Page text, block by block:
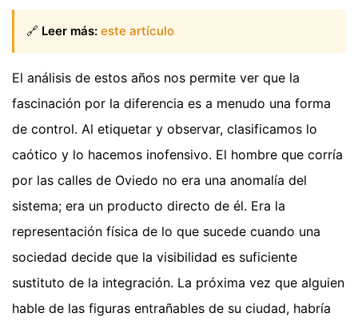
🔗 Leer más: este artículo
El análisis de estos años nos permite ver que la
fascinación por la diferencia es a menudo una forma
de control. Al etiquetar y observar, clasificamos lo
caótico y lo hacemos inofensivo. El hombre que corría
por las calles de Oviedo no era una anomalía del
sistema; era un producto directo de él. Era la
representación física de lo que sucede cuando una
sociedad decide que la visibilidad es suficiente
sustituto de la integración. La próxima vez que alguien
hable de las figuras entrañables de su ciudad, habría